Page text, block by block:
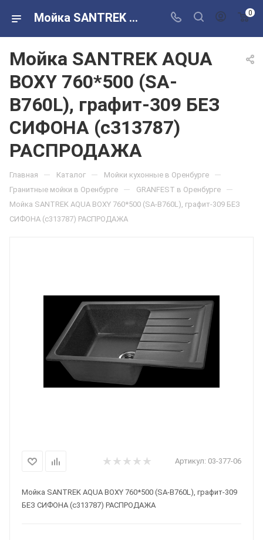
Мойка SANTREK AQUA BOXY 760*500 (SA-B760L), графит-309 БЕЗ СИФОНА (с313787) РАСПРОДАЖА в розничных магазинах Сантехторг 0
Мойка SANTREK AQUA
BOXY 760*500 (SA-
B760L), графит-309 БЕЗ
СИФОНА (с313787)
РАСПРОДАЖА
Главная — Каталог — Мойки кухонные в Оренбурге —
Гранитные мойки в Оренбурге — GRANFEST в Оренбурге —
Мойка SANTREK AQUA BOXY 760*500 (SA-B760L), графит-309 БЕЗ
СИФОНА (с313787) РАСПРОДАЖА
Артикул: 03-377-06
Мойка SANTREK AQUA BOXY 760*500 (SA-B760L), графит-309
БЕЗ СИФОНА (с313787) РАСПРОДАЖА